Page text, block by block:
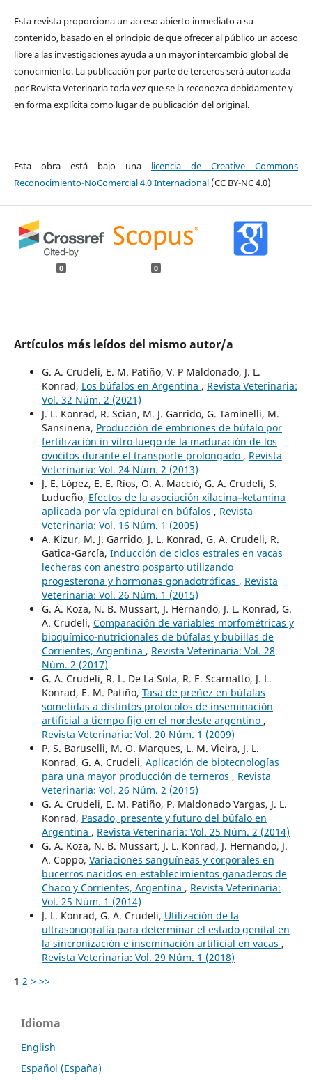
Esta revista proporciona un acceso abierto inmediato a su
contenido, basado en el principio de que ofrecer al público un acceso
libre a las investigaciones ayuda a un mayor intercambio global de
conocimiento. La publicación por parte de terceros será autorizada
por Revista Veterinaria toda vez que se la reconozca debidamente y
en forma explícita como lugar de publicación del original.
Esta obra está bajo una licencia de Creative Commons
Reconocimiento-NoComercial 4.0 Internacional(CC BY-NC 4.0)
0 0
Artículos más leídos del mismo autor/a
G. A. Crudeli, E. M. Patiño, V. P Maldonado, J. L.
Konrad, Los búfalos en Argentina , Revista Veterinaria:
Vol. 32 Núm. 2 (2021)
J. L. Konrad, R. Scian, M. J. Garrido, G. Taminelli, M.
Sansinena, Producción de embriones de búfalo por
fertilización in vitro luego de la maduración de los
ovocitos durante el transporte prolongado , Revista
Veterinaria: Vol. 24 Núm. 2 (2013)
J. E. López, E. E. Ríos, O. A. Macció, G. A. Crudeli, S.
Ludueño, Efectos de la asociación xilacina–ketamina
aplicada por vía epidural en búfalos , Revista
Veterinaria: Vol. 16 Núm. 1 (2005)
A. Kizur, M. J. Garrido, J. L. Konrad, G. A. Crudeli, R.
Gatica-García, Inducción de ciclos estrales en vacas
lecheras con anestro posparto utilizando
progesterona y hormonas gonadotróficas , Revista
Veterinaria: Vol. 26 Núm. 1 (2015)
G. A. Koza, N. B. Mussart, J. Hernando, J. L. Konrad, G.
A. Crudeli, Comparación de variables morfométricas y
bioquímico-nutricionales de búfalas y bubillas de
Corrientes, Argentina , Revista Veterinaria: Vol. 28
Núm. 2 (2017)
G. A. Crudeli, R. L. De La Sota, R. E. Scarnatto, J. L.
Konrad, E. M. Patiño, Tasa de preñez en búfalas
sometidas a distintos protocolos de inseminación
artificial a tiempo fijo en el nordeste argentino ,
Revista Veterinaria: Vol. 20 Núm. 1 (2009)
P. S. Baruselli, M. O. Marques, L. M. Vieira, J. L.
Konrad, G. A. Crudeli, Aplicación de biotecnologías
para una mayor producción de terneros , Revista
Veterinaria: Vol. 26 Núm. 2 (2015)
G. A. Crudeli, E. M. Patiño, P. Maldonado Vargas, J. L.
Konrad, Pasado, presente y futuro del búfalo en
Argentina , Revista Veterinaria: Vol. 25 Núm. 2 (2014)
G. A. Koza, N. B. Mussart, J. L. Konrad, J. Hernando, J.
A. Coppo, Variaciones sanguíneas y corporales en
bucerros nacidos en establecimientos ganaderos de
Chaco y Corrientes, Argentina , Revista Veterinaria:
Vol. 25 Núm. 1 (2014)
J. L. Konrad, G. A. Crudeli, Utilización de la
ultrasonografía para determinar el estado genital en
la sincronización e inseminación artificial en vacas ,
Revista Veterinaria: Vol. 29 Núm. 1 (2018)
1 2 > >>
Idioma
English
Español (España)